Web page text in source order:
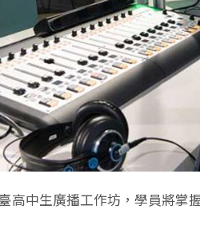
高中生廣播工作坊，學員將掌